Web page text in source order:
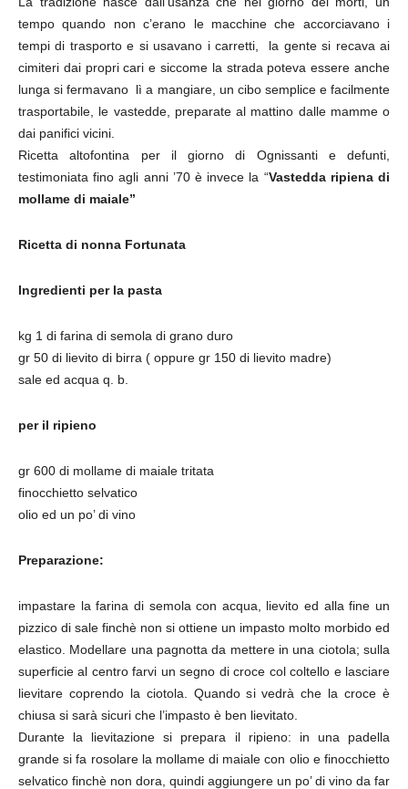
tempo quando non c’erano le macchine che accorciavano i
tempi di trasporto e si usavano i carretti, la gente si recava ai
cimiteri dai propri cari e siccome la strada poteva essere anche
lunga si fermavano lì a mangiare, un cibo semplice e facilmente
trasportabile, le vastedde, preparate al mattino dalle mamme o
dai panifici vicini.
Ricetta altofontina per il giorno di Ognissanti e defunti,
testimoniata fino agli anni ’70 è invece la “Vastedda ripiena di
mollame di maiale”
Ricetta di nonna Fortunata
Ingredienti per la pasta
kg 1 di farina di semola di grano duro
gr 50 di lievito di birra ( oppure gr 150 di lievito madre)
sale ed acqua q. b.
per il ripieno
gr 600 di mollame di maiale tritata
finocchietto selvatico
olio ed un po’ di vino
Preparazione:
impastare la farina di semola con acqua, lievito ed alla fine un
pizzico di sale finchè non si ottiene un impasto molto morbido ed
elastico. Modellare una pagnotta da mettere in una ciotola; sulla
superficie al centro farvi un segno di croce col coltello e lasciare
lievitare coprendo la ciotola. Quando si vedrà che la croce è
chiusa si sarà sicuri che l’impasto è ben lievitato.
Durante la lievitazione si prepara il ripieno: in una padella
grande si fa rosolare la mollame di maiale con olio e finocchietto
selvatico finchè non dora, quindi aggiungere un po’ di vino da far